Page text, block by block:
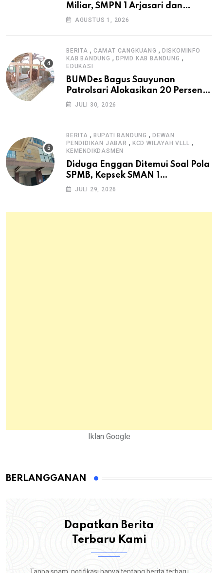
Miliar, SMPN 1 Arjasari dan
Masyarakat Sambut Antusias
AGUSTUS 1, 2026
BERITA , CAMAT CANGKUANG , DISKOMINFO
KAB BANDUNG , DPMD KAB BANDUNG ,
EDUKASI
BUMDes Bagus Sauyunan
Patrolsari Alokasikan 20 Persen
Dana Desa untuk Ketahanan
JULI 30, 2026
BERITA , BUPATI BANDUNG ,DEWAN
PENDIDIKAN JABAR , KCD WILAYAH VLLL ,
KEMENDIKDASMEN
Diduga Enggan Ditemui Soal Pola
SPMB, Kepsek SMAN 1
Dayeuhkolot Dikeluhkan Orang
JULI 29, 2026
Iklan Google
BERLANGGANAN
Dapatkan Berita
Terbaru Kami